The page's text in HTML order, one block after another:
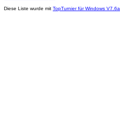
Diese Liste wurde mit TopTurnier für Windows V7.6a